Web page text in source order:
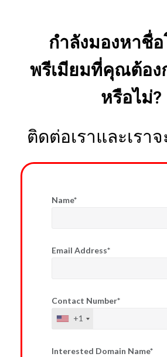
กำลังมองหาชื่
พรีเมียมที่คุณต้อง
หรือไม่?
ติดต่อเราและเรา
Name*
Email Address*
Contact Number*
+1
Interested Domain Name*